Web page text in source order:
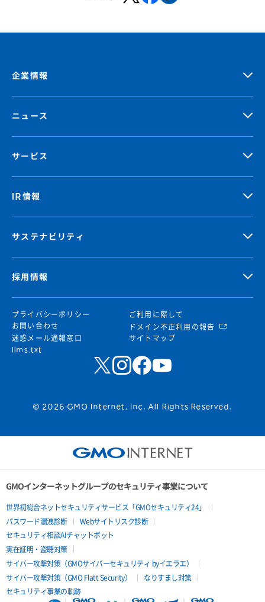
企業情報
ニュース
サービス
IR情報
サステナビリティ
採用情報
プライバシーポリシー
ご利用に際して
お問い合わせ
ドメイン不正利用の報告
迷惑メール通報窓口
サイトマップ
llms.txt
© 2026 GMO Internet, Inc. All Rights Reserved.
GMOインターネットグループのセキュリティ事業について
世界初総合ネットセキュリティサービス「GMOセキュリティ24」
パスワード漏洩診断
Webサイトリスク診断
セキュリティ相談AIチャットボット
実在証明・盗聴対策
サイバー攻撃対策（GMOサイバーセキュリティ byイエラエ）
サイバー攻撃対策（GMO Flatt Security）
なりすまし対策
セキュリティ事業の軌跡